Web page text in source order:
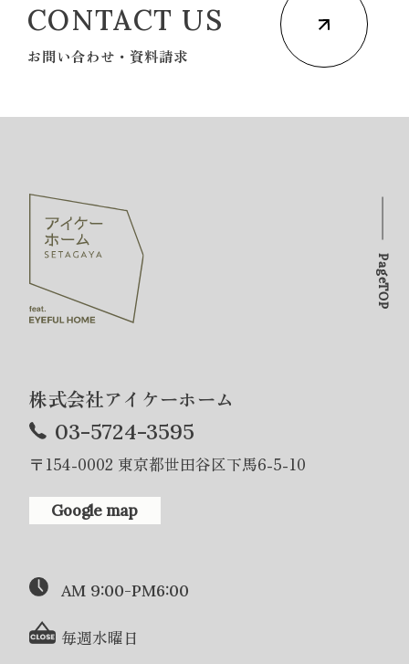
CONTACT US
お問い合わせ・資料請求
株式会社アイケーホーム
03-5724-3595
〒154-0002 東京都世田谷区下馬6-5-10
Google map
AM 9:00-PM6:00
毎週水曜日
PageTOP